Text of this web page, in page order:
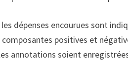
dépenses encourues sont
positives et
annotations soient